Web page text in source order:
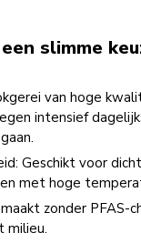
slimme
van hoge
intensief
Geschikt voor
met hoge
zonder PFAS-
milieu.